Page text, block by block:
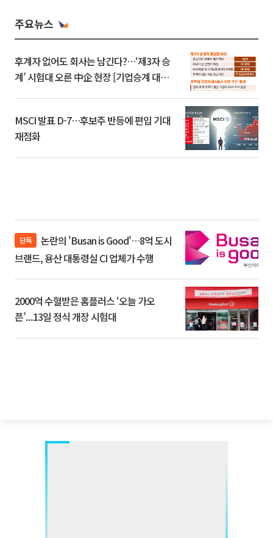
주요뉴스
후계자 없어도 회사는 남긴다?…‘제3자 승
계’ 시험대 오른 中企 현장 [기업승계 대전
MSCI 발표 D-7…후보주 반등에 편입 기대
재점화
단독
브랜드, 용산 대통령실 CI 업체가 수행
2000억 수혈받은 홈플러스 ‘오늘 가오
픈’...13일 정식 개장 시험대